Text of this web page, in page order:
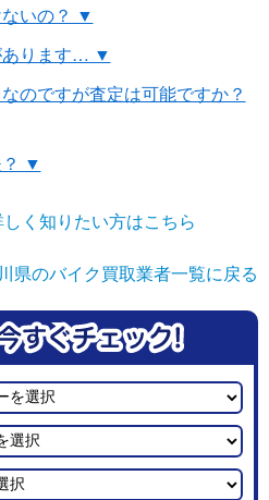
いの？ ▼
あります… ▼
のですが査定は可能ですか？
▼
く知りたい方はこちら
県のバイク買取業者一覧に戻る